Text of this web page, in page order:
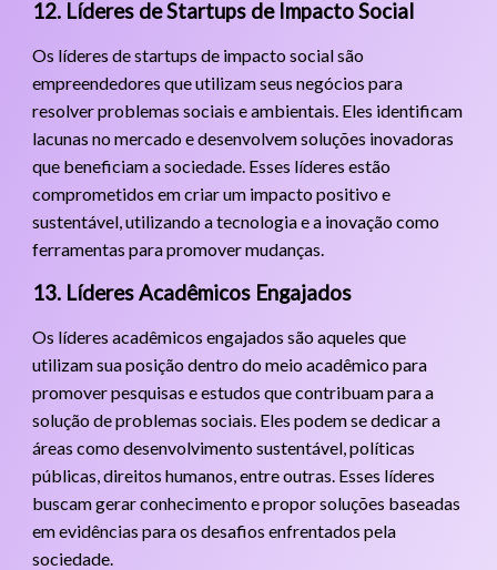
12. Líderes de Startups de Impacto Social
Os líderes de startups de impacto social são
empreendedores que utilizam seus negócios para
resolver problemas sociais e ambientais. Eles identificam
lacunas no mercado e desenvolvem soluções inovadoras
que beneficiam a sociedade. Esses líderes estão
comprometidos em criar um impacto positivo e
sustentável, utilizando a tecnologia e a inovação como
ferramentas para promover mudanças.
13. Líderes Acadêmicos Engajados
Os líderes acadêmicos engajados são aqueles que
utilizam sua posição dentro do meio acadêmico para
promover pesquisas e estudos que contribuam para a
solução de problemas sociais. Eles podem se dedicar a
áreas como desenvolvimento sustentável, políticas
públicas, direitos humanos, entre outras. Esses líderes
buscam gerar conhecimento e propor soluções baseadas
em evidências para os desafios enfrentados pela
sociedade.